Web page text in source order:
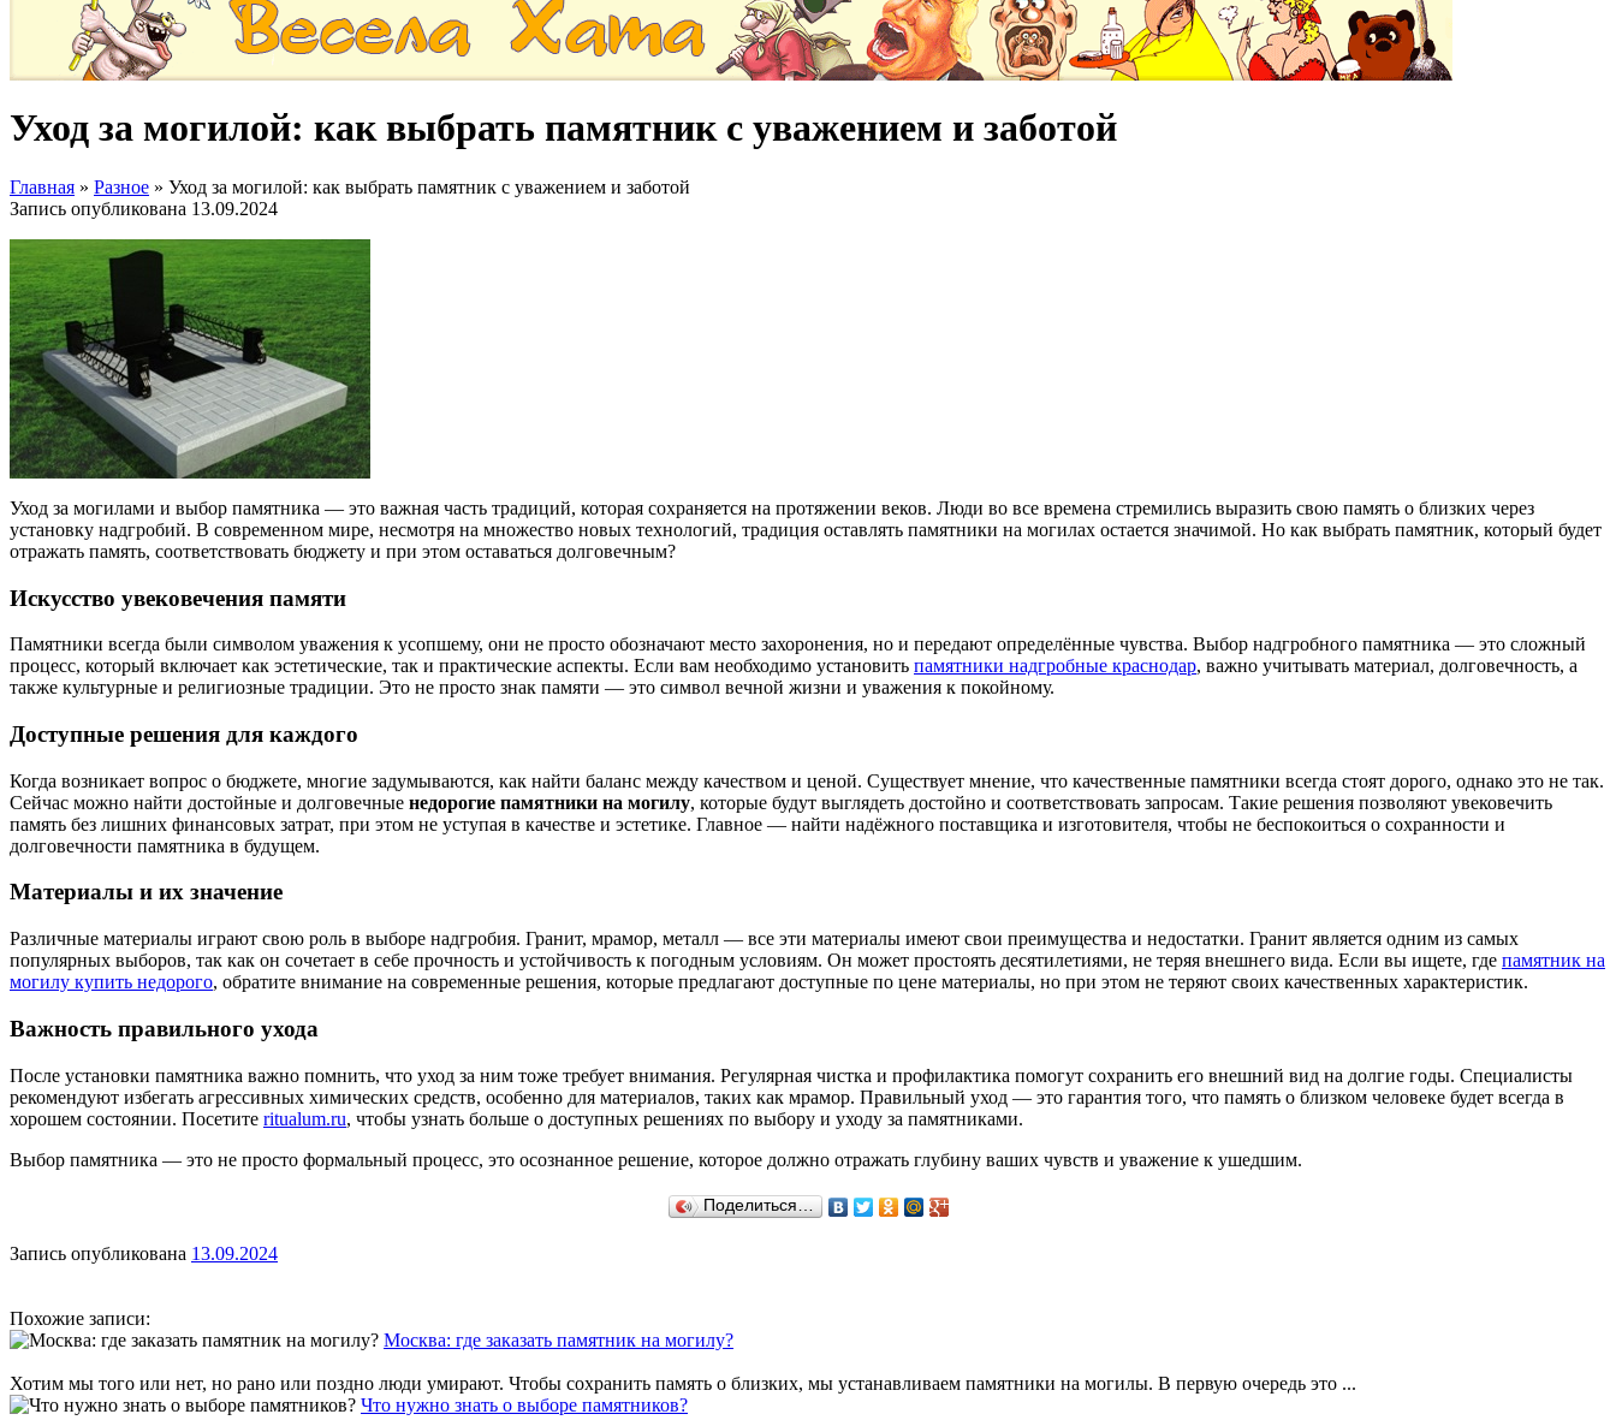
Уход за могилой: как выбрать памятник с уважением и заботой
Главная » Разное » Уход за могилой: как выбрать памятник с уважением и заботой
Запись опубликована 13.09.2024
Уход за могилами и выбор памятника — это важная часть традиций, которая сохраняется на протяжении веков. Люди во все времена стремились выразить свою память о близких через
установку надгробий. В современном мире, несмотря на множество новых технологий, традиция оставлять памятники на могилах остается значимой. Но как выбрать памятник, который будет
отражать память, соответствовать бюджету и при этом оставаться долговечным?
Искусство увековечения памяти
Памятники всегда были символом уважения к усопшему, они не просто обозначают место захоронения, но и передают определённые чувства. Выбор надгробного памятника — это сложный
процесс, который включает как эстетические, так и практические аспекты. Если вам необходимо установить памятники надгробные краснодар, важно учитывать материал, долговечность, а
также культурные и религиозные традиции. Это не просто знак памяти — это символ вечной жизни и уважения к покойному.
Доступные решения для каждого
Когда возникает вопрос о бюджете, многие задумываются, как найти баланс между качеством и ценой. Существует мнение, что качественные памятники всегда стоят дорого, однако это не так.
Сейчас можно найти достойные и долговечные недорогие памятники на могилу, которые будут выглядеть достойно и соответствовать запросам. Такие решения позволяют увековечить
память без лишних финансовых затрат, при этом не уступая в качестве и эстетике. Главное — найти надёжного поставщика и изготовителя, чтобы не беспокоиться о сохранности и
долговечности памятника в будущем.
Материалы и их значение
Различные материалы играют свою роль в выборе надгробия. Гранит, мрамор, металл — все эти материалы имеют свои преимущества и недостатки. Гранит является одним из самых
популярных выборов, так как он сочетает в себе прочность и устойчивость к погодным условиям. Он может простоять десятилетиями, не теряя внешнего вида. Если вы ищете, где памятник на
могилу купить недорого, обратите внимание на современные решения, которые предлагают доступные по цене материалы, но при этом не теряют своих качественных характеристик.
Важность правильного ухода
После установки памятника важно помнить, что уход за ним тоже требует внимания. Регулярная чистка и профилактика помогут сохранить его внешний вид на долгие годы. Специалисты
рекомендуют избегать агрессивных химических средств, особенно для материалов, таких как мрамор. Правильный уход — это гарантия того, что память о близком человеке будет всегда в
хорошем состоянии. Посетите ritualum.ru, чтобы узнать больше о доступных решениях по выбору и уходу за памятниками.
Выбор памятника — это не просто формальный процесс, это осознанное решение, которое должно отражать глубину ваших чувств и уважение к ушедшим.
Поделиться…
Запись опубликована 13.09.2024
Похожие записи:
Москва: где заказать памятник на могилу?
Хотим мы того или нет, но рано или поздно люди умирают. Чтобы сохранить память о близких, мы устанавливаем памятники на могилы. В первую очередь это ...
Что нужно знать о выборе памятников?